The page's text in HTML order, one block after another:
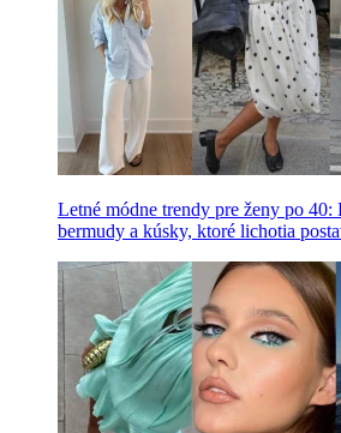
Letné módne trendy pre ženy po 40:
bermudy a kúsky, ktoré lichotia